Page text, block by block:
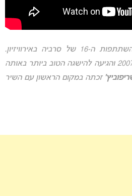
אירוויזיון 2024: זו תהיה ההשתתפות ה-16 של סרביה באירוויזיון.
סרביה הצטרפה לתחרות ב-2007 והגיעה להישגה הטוב ביותר באותה
זכתה במקום הראשון עם השיר